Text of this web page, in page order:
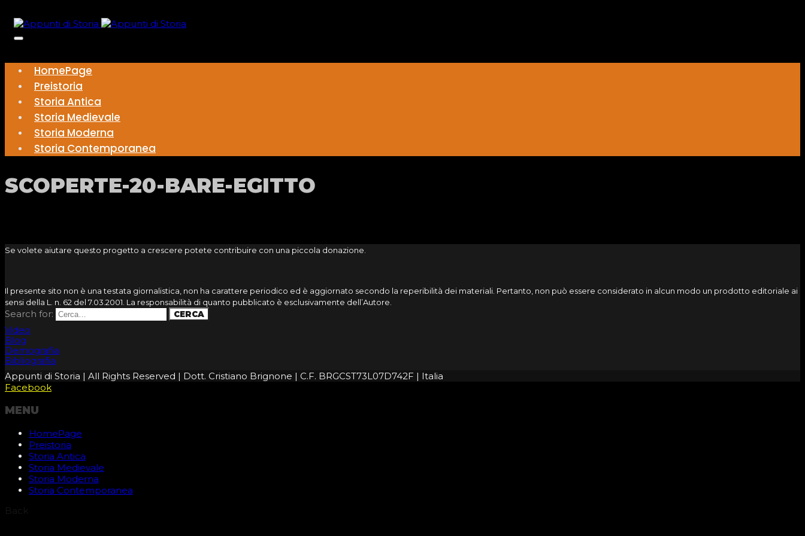
HomePage
Preistoria
Storia Antica
Storia Medievale
Storia Moderna
Storia Contemporanea
SCOPERTE-20-BARE-EGITTO
Se volete aiutare questo progetto a crescere potete contribuire con una piccola donazione.
Il presente sito non è una testata giornalistica, non ha carattere periodico ed è aggiornato secondo la reperibilità dei materiali. Pertanto, non può essere considerato in alcun modo un prodotto editoriale ai
sensi della L. n. 62 del 7.03.2001. La responsabilità di quanto pubblicato è esclusivamente dell’Autore.
Search for:
Video
Blog
Demografia
Bibliografia
Appunti di Storia | All Rights Reserved | Dott. Cristiano Brignone | C.F. BRGCST73L07D742F | Italia
Facebook
MENU
HomePage
Preistoria
Storia Antica
Storia Medievale
Storia Moderna
Storia Contemporanea